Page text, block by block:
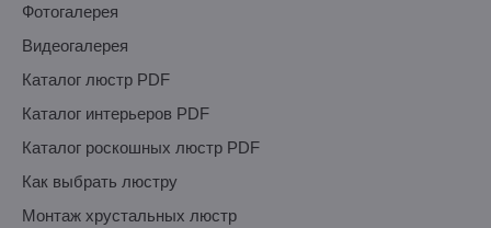
Фотогалерея
Видеогалерея
Каталог люстр PDF
Каталог интерьеров PDF
Каталог роскошных люстр PDF
Как выбрать люстру
Монтаж хрустальных люстр